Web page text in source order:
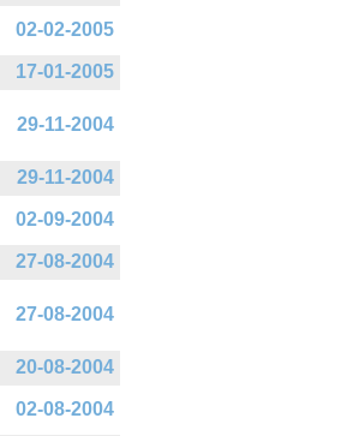
02-02-2005
17-01-2005
29-11-2004
29-11-2004
02-09-2004
27-08-2004
27-08-2004
20-08-2004
02-08-2004